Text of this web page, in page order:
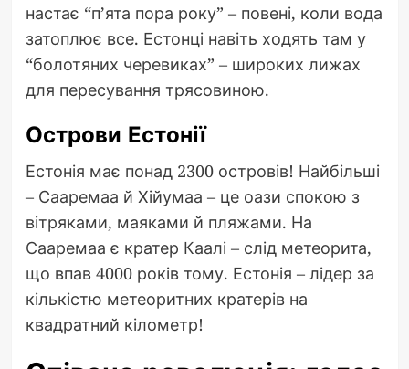
настає “п’ята пора року” – повені, коли вода
затоплює все. Естонці навіть ходять там у
“болотяних черевиках” – широких лижах
для пересування трясовиною.
Острови Естонії
Естонія має понад 2300 островів! Найбільші
– Сааремаа й Хійумаа – це оази спокою з
вітряками, маяками й пляжами. На
Сааремаа є кратер Каалі – слід метеорита,
що впав 4000 років тому. Естонія – лідер за
кількістю метеоритних кратерів на
квадратний кілометр!